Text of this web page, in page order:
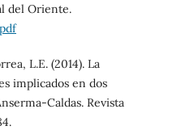
del Oriente.
L.E. (2014). La
implicados en dos
Caldas. Revista